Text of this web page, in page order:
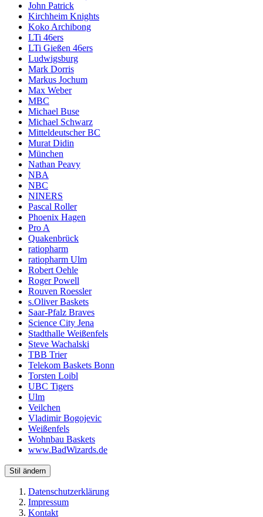
John Patrick
Kirchheim Knights
Koko Archibong
LTi 46ers
LTi Gießen 46ers
Ludwigsburg
Mark Dorris
Markus Jochum
Max Weber
MBC
Michael Buse
Michael Schwarz
Mitteldeutscher BC
Murat Didin
München
Nathan Peavy
NBA
NBC
NINERS
Pascal Roller
Phoenix Hagen
Pro A
Quakenbrück
ratiopharm
ratiopharm Ulm
Robert Oehle
Roger Powell
Rouven Roessler
s.Oliver Baskets
Saar-Pfalz Braves
Science City Jena
Stadthalle Weißenfels
Steve Wachalski
TBB Trier
Telekom Baskets Bonn
Torsten Loibl
UBC Tigers
Ulm
Veilchen
Vladimir Bogojevic
Weißenfels
Wohnbau Baskets
www.BadWizards.de
Stil ändern
Datenschutzerklärung
Impressum
Kontakt